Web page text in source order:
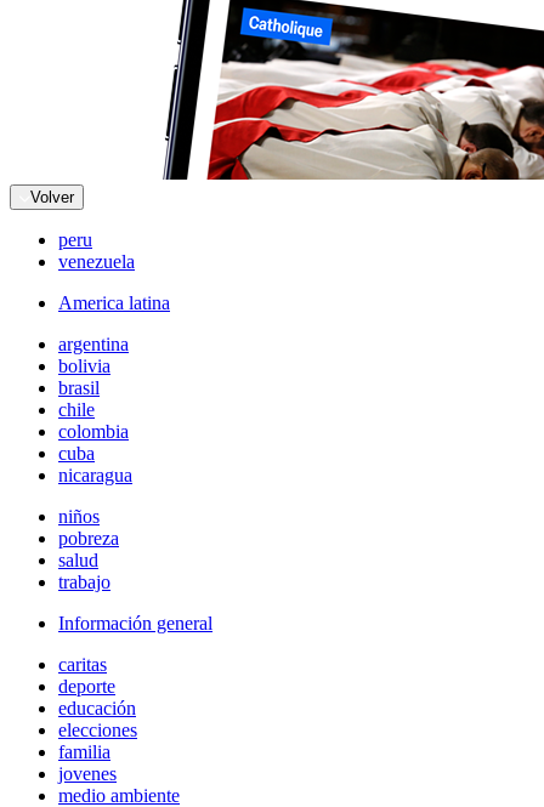
Volver
peru
venezuela
America latina
argentina
bolivia
brasil
chile
colombia
cuba
nicaragua
niños
pobreza
salud
trabajo
Información general
caritas
deporte
educación
elecciones
familia
jovenes
medio ambiente